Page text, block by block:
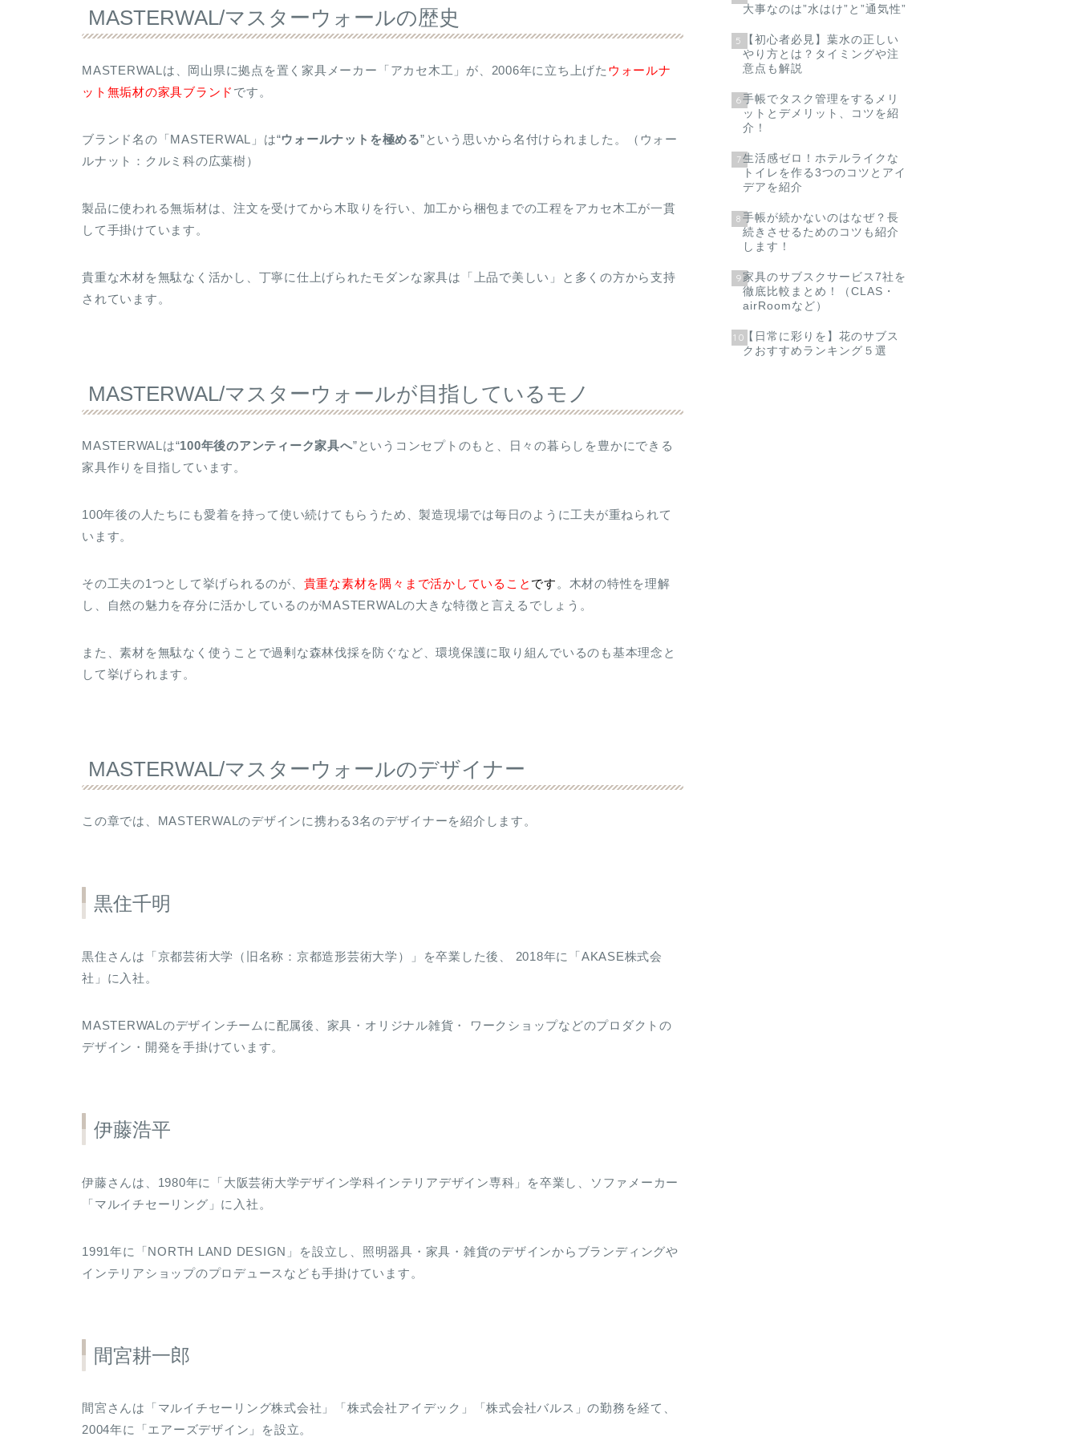
MASTERWAL/マスターウォールの歴史
MASTERWALは、岡山県に拠点を置く家具メーカー「アカセ木工」が、2006年に立ち上げた ウォールナ
ット無垢材の家具ブランド です。
ブランド名の「MASTERWAL」は“ウォールナットを極める”という思いから名付けられました。（ウォー
ルナット：クルミ科の広葉樹）
製品に使われる無垢材は、注文を受けてから木取りを行い、加工から梱包までの工程をアカセ木工が一貫
して手掛けています。
貴重な木材を無駄なく活かし、丁寧に仕上げられたモダンな家具は「上品で美しい」と多くの方から支持
されています。
MASTERWAL/マスターウォールが目指しているモノ
MASTERWALは“100年後のアンティーク家具へ”というコンセプトのもと、日々の暮らしを豊かにできる
家具作りを目指しています。
100年後の人たちにも愛着を持って使い続けてもらうため、製造現場では毎日のように工夫が重ねられて
います。
その工夫の1つとして挙げられるのが、 貴重な素材を隅々まで活かしていること です 。木材の特性を理解
し、自然の魅力を存分に活かしているのがMASTERWALの大きな特徴と言えるでしょう。
また、素材を無駄なく使うことで過剰な森林伐採を防ぐなど、環境保護に取り組んでいるのも基本理念と
して挙げられます。
MASTERWAL/マスターウォールのデザイナー
この章では、MASTERWALのデザインに携わる3名のデザイナーを紹介します。
黒住千明
黒住さんは「京都芸術大学（旧名称：京都造形芸術大学）」を卒業した後、 2018年に「AKASE株式会
社」に入社。
MASTERWALのデザインチームに配属後、家具・オリジナル雑貨・ ワークショップなどのプロダクトの
デザイン・開発を手掛けています。
伊藤浩平
伊藤さんは、1980年に「大阪芸術大学デザイン学科インテリアデザイン専科」を卒業し、ソファメーカー
「マルイチセーリング」に入社。
1991年に「NORTH LAND DESIGN」を設立し、照明器具・家具・雑貨のデザインからブランディングや
インテリアショップのプロデュースなども手掛けています。
間宮耕一郎
間宮さんは「マルイチセーリング株式会社」「株式会社アイデック」「株式会社バルス」の勤務を経て、
2004年に「エアーズデザイン」を設立。
大事なのは”水はけ”と”通気性”
5
【初心者必見】葉水の正しい
やり方とは？タイミングや注
意点も解説
6手帳でタスク管理をするメリ
ットとデメリット、コツを紹
介！
7生活感ゼロ！ホテルライクな
トイレを作る3つのコツとアイ
デアを紹介
8手帳が続かないのはなぜ？長
続きさせるためのコツも紹介
します！
9家具のサブスクサービス7社を
徹底比較まとめ！（CLAS・
airRoomなど）
10【日常に彩りを】花のサブス
クおすすめランキング５選